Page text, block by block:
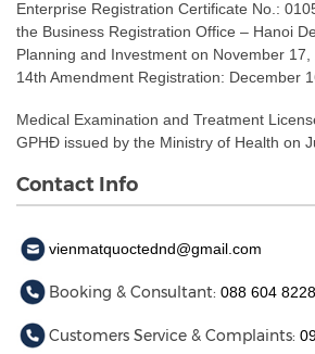
International Medical Investment and
Company
the Business Registration Office – Hanoi
Planning and Investment on November 17,
14th Amendment Registration: December
GPHĐ issued by the Ministry of Health on
Contact Info
vienmatquoctednd@gmail.com